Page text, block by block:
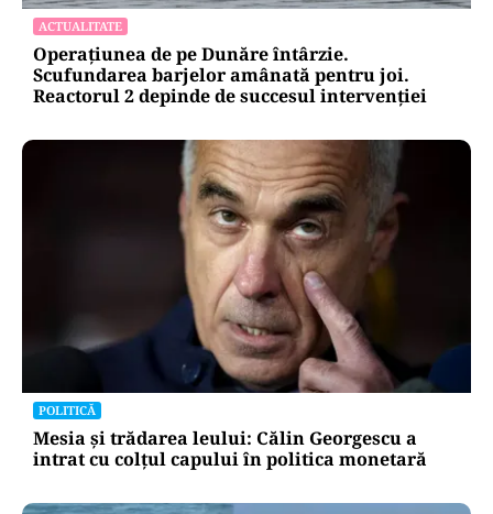
ACTUALITATE
Operațiunea de pe Dunăre întârzie.
Scufundarea barjelor amânată pentru joi.
Reactorul 2 depinde de succesul intervenției
POLITICĂ
Mesia și trădarea leului: Călin Georgescu a
intrat cu colțul capului în politica monetară